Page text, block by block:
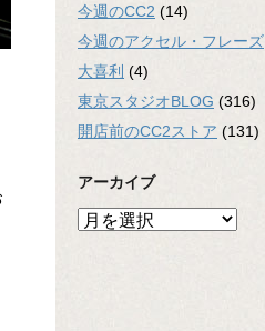
今週のCC2 (14)
今週のアクセル・フレーズ
大喜利 (4)
東京スタジオBLOG (316)
開店前のCC2ストア (131)
アーカイブ
ア